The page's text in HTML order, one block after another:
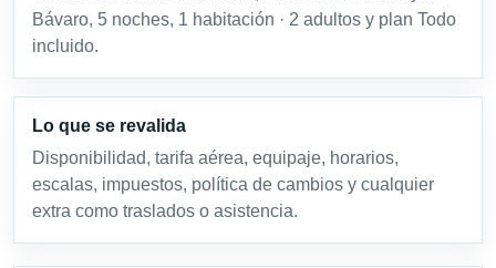
Bávaro, 5 noches, 1 habitación · 2 adultos y plan Todo
incluido.
Lo que se revalida
Disponibilidad, tarifa aérea, equipaje, horarios,
escalas, impuestos, política de cambios y cualquier
extra como traslados o asistencia.